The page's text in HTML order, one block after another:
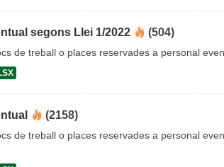
segons Llei 1/2022 (504)
de treball o places reservades a personal
(2158)
de treball o places reservades a personal